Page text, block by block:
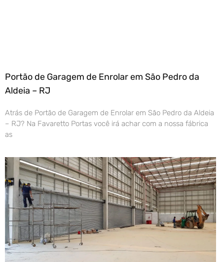
Portão de Garagem de Enrolar em São Pedro da
Aldeia – RJ
Atrás de Portão de Garagem de Enrolar em São Pedro da Aldeia
– RJ? Na Favaretto Portas você irá achar com a nossa fábrica
as